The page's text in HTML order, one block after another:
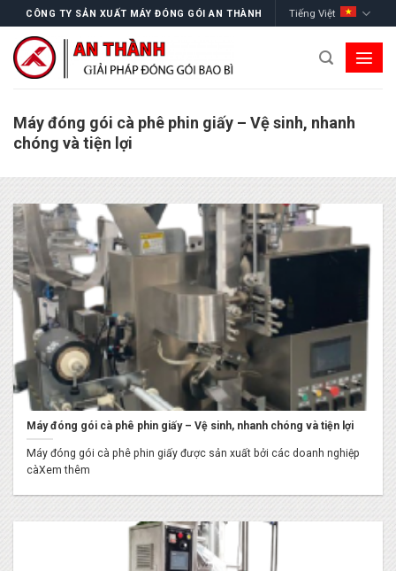
to
content
CÔNG TY SẢN XUẤT MÁY ĐÓNG GÓI AN THÀNH Tiếng Việt
Máy đóng gói cà phê phin giấy – Vệ sinh, nhanh
chóng và tiện lợi
Máy đóng gói cà phê phin giấy – Vệ sinh, nhanh chóng và tiện lợi
Máy đóng gói cà phê phin giấy được sản xuất bởi các doanh nghiệp
càXem thêm